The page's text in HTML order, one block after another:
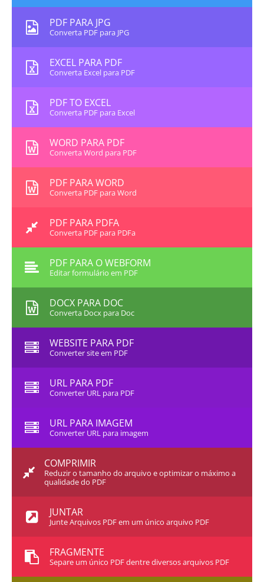
PDF PARA JPG
Converta PDF para JPG
EXCEL PARA PDF
Converta Excel para PDF
PDF TO EXCEL
Converta PDF para Excel
WORD PARA PDF
Converta Word para PDF
PDF PARA WORD
Converta PDF para Word
PDF PARA PDFA
Converta PDF para PDFa
PDF PARA O WEBFORM
Editar formulário em PDF
DOCX PARA DOC
Converta Docx para Doc
WEBSITE PARA PDF
Converter site em PDF
URL PARA PDF
Converter URL para PDF
URL PARA IMAGEM
Converter URL para imagem
COMPRIMIR
Reduzir o tamanho do arquivo e optimizar o máximo a
qualidade do PDF
JUNTAR
Junte Arquivos PDF em um único arquivo PDF
FRAGMENTE
Separe um único PDF dentre diversos arquivos PDF